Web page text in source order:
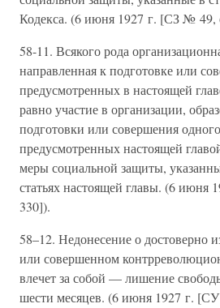
Кодекса. (6 июня 1927 г. [СЗ № 49,
58-11. Всякого рода
направленная к подготовке или
предусмотренных в настоящей
равно участие в организации,
подготовки или совершения
предусмотренных настоящей
меры социальной защиты,
статьях настоящей главы. (6
330]).
58–12. Недонесение о достоверно
или совершенном
влечет за собой — лишение
шести месяцев. (6 июня 1927 г.